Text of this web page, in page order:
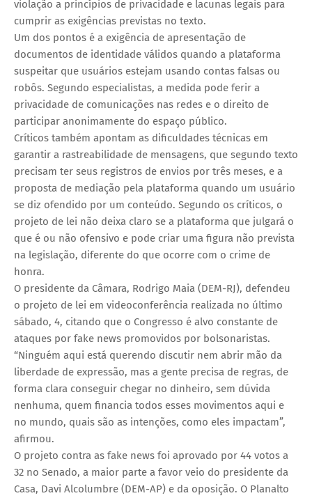
violação a princípios de privacidade e lacunas legais para
cumprir as exigências previstas no texto.
Um dos pontos é a exigência de apresentação de
documentos de identidade válidos quando a plataforma
suspeitar que usuários estejam usando contas falsas ou
robôs. Segundo especialistas, a medida pode ferir a
privacidade de comunicações nas redes e o direito de
participar anonimamente do espaço público.
Críticos também apontam as dificuldades técnicas em
garantir a rastreabilidade de mensagens, que segundo texto
precisam ter seus registros de envios por três meses, e a
proposta de mediação pela plataforma quando um usuário
se diz ofendido por um conteúdo. Segundo os críticos, o
projeto de lei não deixa claro se a plataforma que julgará o
que é ou não ofensivo e pode criar uma figura não prevista
na legislação, diferente do que ocorre com o crime de
honra.
O presidente da Câmara, Rodrigo Maia (DEM-RJ), defendeu
o projeto de lei em videoconferência realizada no último
sábado, 4, citando que o Congresso é alvo constante de
ataques por fake news promovidos por bolsonaristas.
“Ninguém aqui está querendo discutir nem abrir mão da
liberdade de expressão, mas a gente precisa de regras, de
forma clara conseguir chegar no dinheiro, sem dúvida
nenhuma, quem financia todos esses movimentos aqui e
no mundo, quais são as intenções, como eles impactam”,
afirmou.
O projeto contra as fake news foi aprovado por 44 votos a
32 no Senado, a maior parte a favor veio do presidente da
Casa, Davi Alcolumbre (DEM-AP) e da oposição. O Planalto